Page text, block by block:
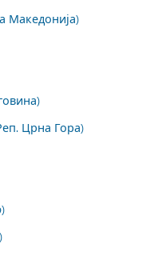
Македонија)
Црна Гора)